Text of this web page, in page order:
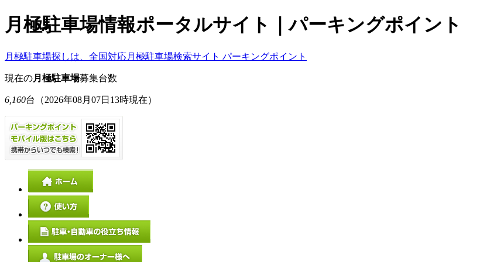
月極駐車場情報ポータルサイト｜パーキングポイント
月極駐車場探しは、全国対応月極駐車場検索サイト パーキングポイント
現在の月極駐車場募集台数
6,160台 （2026年08月07日13時現在）